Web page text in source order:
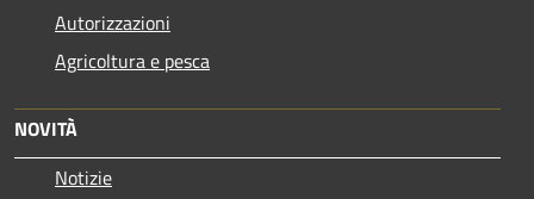
Autorizzazioni
Agricoltura e pesca
NOVITÀ
Notizie